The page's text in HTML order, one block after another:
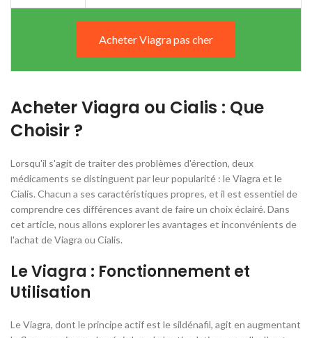
Acheter Viagra pas cher
Acheter Viagra ou Cialis : Que
Choisir ?
Lorsqu'il s'agit de traiter des problèmes d'érection, deux
médicaments se distinguent par leur popularité : le Viagra et le
Cialis. Chacun a ses caractéristiques propres, et il est essentiel de
comprendre ces différences avant de faire un choix éclairé. Dans
cet article, nous allons explorer les avantages et inconvénients de
l'achat de Viagra ou Cialis.
Le Viagra : Fonctionnement et
Utilisation
Le Viagra, dont le principe actif est le sildénafil, agit en augmentant